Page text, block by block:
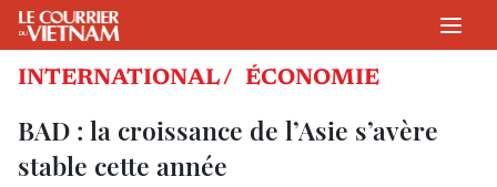
INTERNATIONAL / ÉCONOMIE
BAD : la croissance de l’Asie s’avère
stable cette année